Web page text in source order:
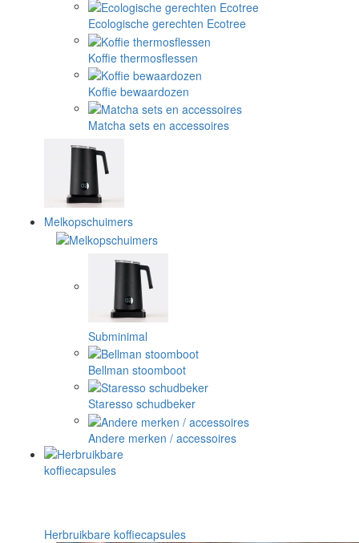
Ecologische gerechten Ecotree
Koffie thermosflessen
Koffie bewaardozen
Matcha sets en accessoires
Melkopschuimers
Subminimal
Bellman stoomboot
Staresso schudbeker
Andere merken / accessoires
Herbruikbare koffiecapsules